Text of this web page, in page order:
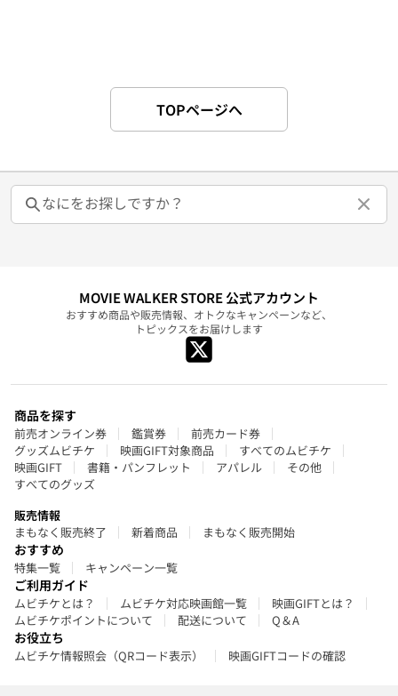
TOPページへ
MOVIE WALKER STORE 公式アカウント
おすすめ商品や販売情報、オトクなキャンペーンなど、
トピックスをお届けします
商品を探す
前売オンライン券 鑑賞券
前売カード券
グッズムビチケ
映画GIFT対象商品
すべてのムビチケ
映画GIFT
書籍・パンフレット アパレル
その他
すべてのグッズ
販売情報
まもなく販売終了
新着商品 まもなく販売開始
おすすめ
特集一覧 キャンペーン一覧
ご利用ガイド
ムビチケとは？ ムビチケ対応映画館一覧
映画GIFTとは？
ムビチケポイントについて
配送について Q＆A
お役立ち
ムビチケ情報照会（QRコード表示） 映画GIFTコードの確認